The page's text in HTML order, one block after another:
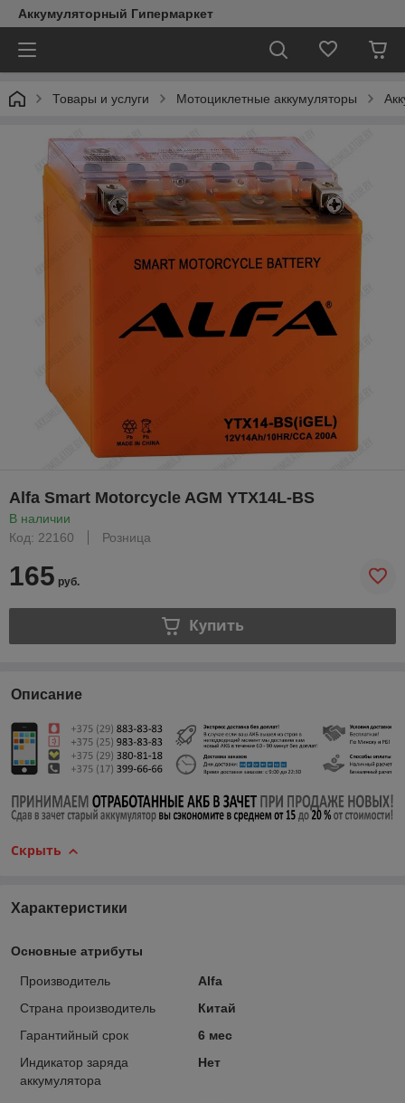
Аккумуляторный Гипермаркет
Товары и услуги Мотоциклетные аккумуляторы
Alfa Smart Motorcycle AGM YTX14L-BS
В наличии
Код: 22160
Розница
165 руб.
Купить
Описание
Скрыть
Характеристики
Основные атрибуты
Производитель
Alfa
Страна производитель
Китай
Гарантийный срок
6 мес
Индикатор заряда
аккумулятора
Нет